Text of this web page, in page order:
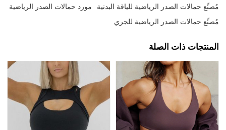
مُصنِّع حمالات الصدر الرياضية للياقة البدنية مورد حمالات الصدر الرياضية
مُصنِّع حمالات الصدر الرياضية للجري
المنتجات ذات الصلة